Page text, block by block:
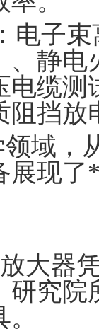
电子
、静
电缆
阻挡放
域，
展现
大器
研究